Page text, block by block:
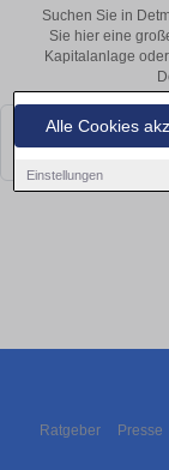
Alle Cookies
Einstellungen
Suchen Sie in
Sie hier eine
Kapitalanlage
Leider konnten wir
bald wieder vorbei!
Ratgeber Presse